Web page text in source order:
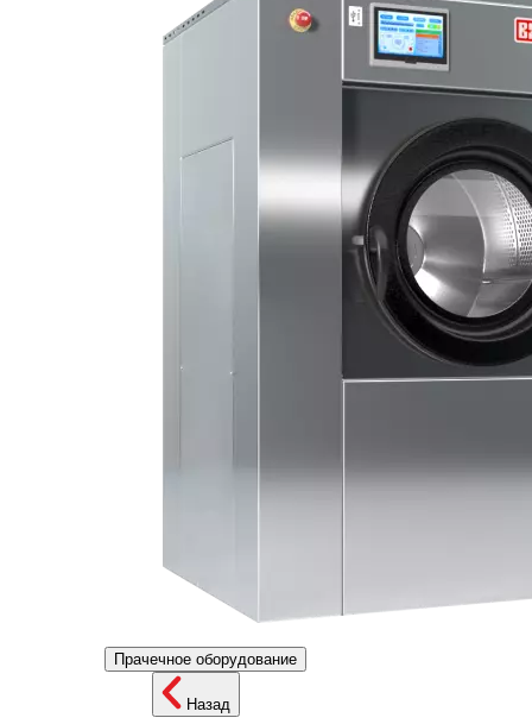
Прачечное оборудование
Назад